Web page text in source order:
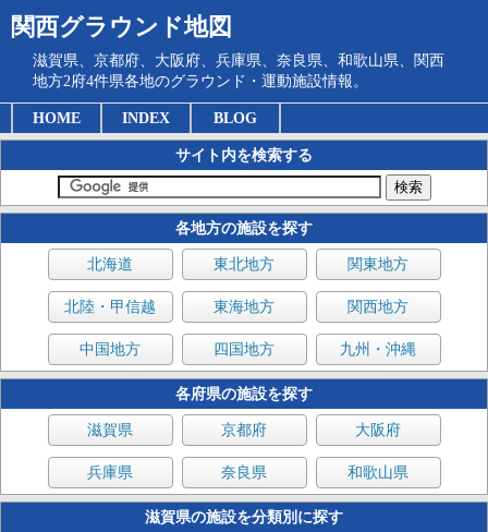
関西グラウンド地図
滋賀県、京都府、大阪府、兵庫県、奈良県、和歌山県、関西
地方2府4件県各地のグラウンド・運動施設情報。
HOME INDEX BLOG
サイト内を検索する
各地方の施設を探す
北海道 東北地方 関東地方
北陸・甲信越 東海地方 関西地方
中国地方 四国地方 九州・沖縄
各府県の施設を探す
滋賀県 京都府 大阪府
兵庫県 奈良県 和歌山県
滋賀県の施設を分類別に探す